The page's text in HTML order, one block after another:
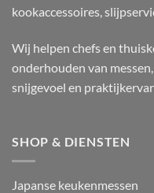
kookaccessoires,
Wij helpen chefs en
onderhouden van
snijgevoel en
SHOP & DIENSTEN
Japanse keukenmessen